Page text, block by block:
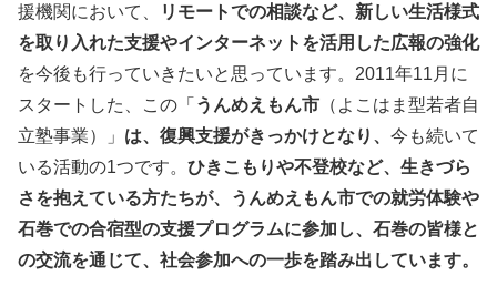
援機関において、
リモートでの相談など、新しい生活様式
を取り入れた支援やインターネットを活用した広報の強化
を今後も行っていきたいと思っています。2011年11月に
スタートした、この「 うんめえもん市 （よこはま型若者自
立塾事業）」 は、復興支援がきっかけとなり、 今も続いて
いる活動の1つです。 ひきこもりや不登校など、生きづら
さを抱えている方たちが、うんめえもん市での就労体験や
石巻での合宿型の支援プログラムに参加し、石巻の皆様と
の交流を通じて、社会参加への一歩を踏み出しています。